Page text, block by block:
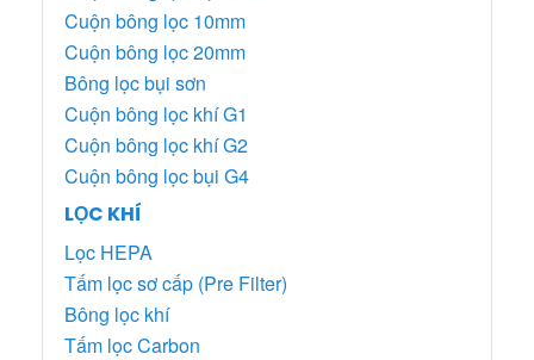
Cuộn bông lọc 10mm
Cuộn bông lọc 20mm
Bông lọc bụi sơn
Cuộn bông lọc khí G1
Cuộn bông lọc khí G2
Cuộn bông lọc bụi G4
LỌC KHÍ
Lọc HEPA
Tấm lọc sơ cấp (Pre Filter)
Bông lọc khí
Tấm lọc Carbon